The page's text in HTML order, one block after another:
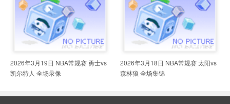
2026年3月19日 NBA常规赛 勇士vs
凯尔特人 全场录像
2026年3月18日 NBA常规赛 太阳vs
森林狼 全场集锦